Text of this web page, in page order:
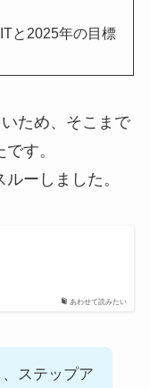
と2025年の目標
ため、そこまで
す。
ーしました。
あわせて読みたい
ステップア